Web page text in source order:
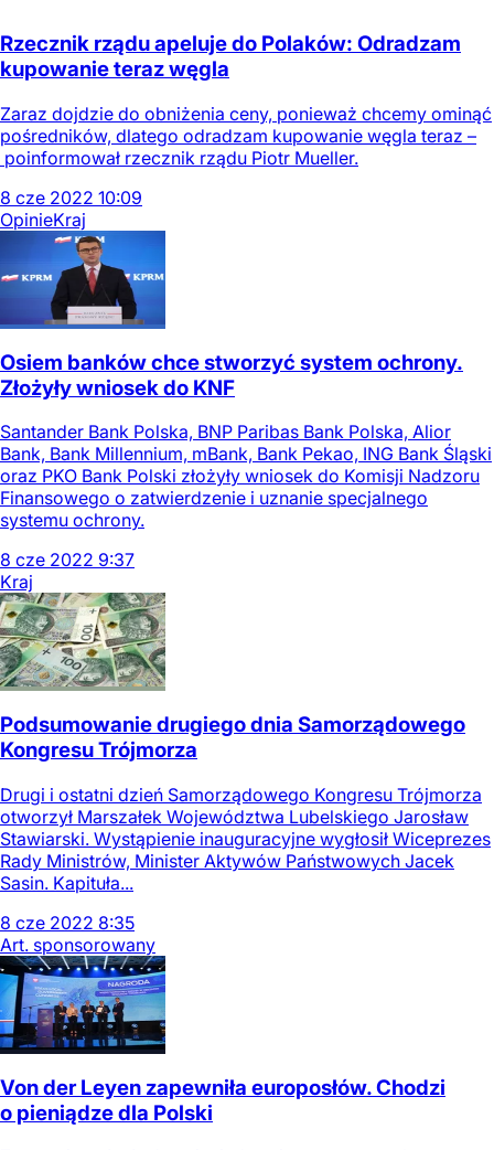
Rzecznik rządu apeluje do Polaków: Odradzam
kupowanie teraz węgla
Zaraz dojdzie do obniżenia ceny, ponieważ chcemy ominąć
pośredników, dlatego odradzam kupowanie węgla teraz –
poinformował rzecznik rządu Piotr Mueller.
8 cze 2022 10:09
OpinieKraj
Osiem banków chce stworzyć system ochrony.
Złożyły wniosek do KNF
Santander Bank Polska, BNP Paribas Bank Polska, Alior
Bank, Bank Millennium, mBank, Bank Pekao, ING Bank Śląski
oraz PKO Bank Polski złożyły wniosek do Komisji Nadzoru
Finansowego o zatwierdzenie i uznanie specjalnego
systemu ochrony.
8 cze 2022 9:37
Kraj
Podsumowanie drugiego dnia Samorządowego
Kongresu Trójmorza
Drugi i ostatni dzień Samorządowego Kongresu Trójmorza
otworzył Marszałek Województwa Lubelskiego Jarosław
Stawiarski. Wystąpienie inauguracyjne wygłosił Wiceprezes
Rady Ministrów, Minister Aktywów Państwowych Jacek
Sasin. Kapituła...
8 cze 2022 8:35
Art. sponsorowany
Von der Leyen zapewniła europosłów. Chodzi
o pieniądze dla Polski